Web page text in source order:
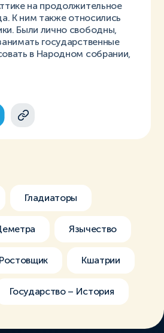
на продолжительное
К ним также относились
Были лично свободны,
государственные
в Народном собрании,
Гладиаторы
Язычество
Ростовщик Кшатрии
Государство – История